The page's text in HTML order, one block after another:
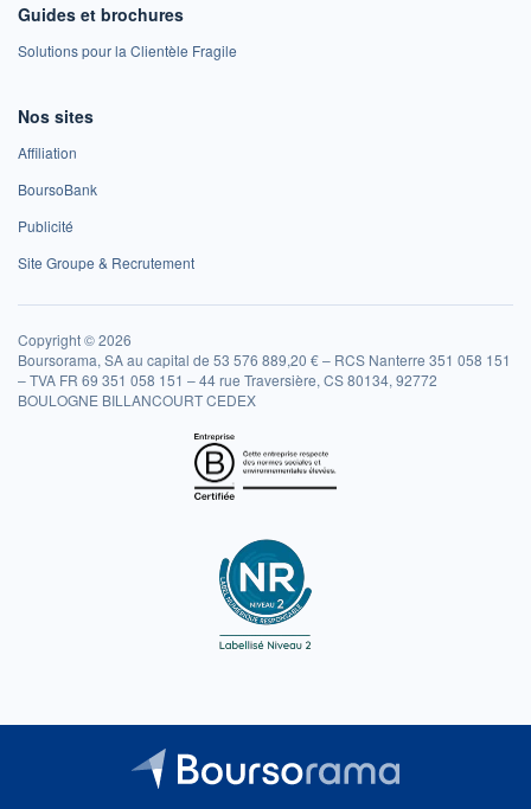
Guides et brochures
Solutions pour la Clientèle Fragile
Nos sites
Affiliation
BoursoBank
Publicité
Site Groupe & Recrutement
Copyright © 2026
Boursorama, SA au capital de 53 576 889,20 € – RCS Nanterre 351 058 151
– TVA FR 69 351 058 151 – 44 rue Traversière, CS 80134, 92772
BOULOGNE BILLANCOURT CEDEX